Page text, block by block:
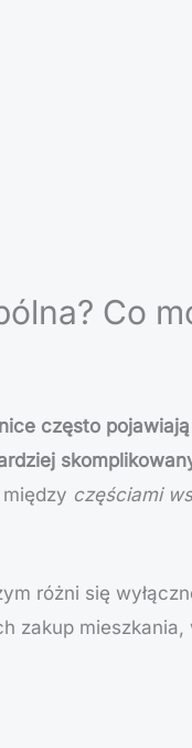
Co
często
częściami
różni się
zakup mieszkania,